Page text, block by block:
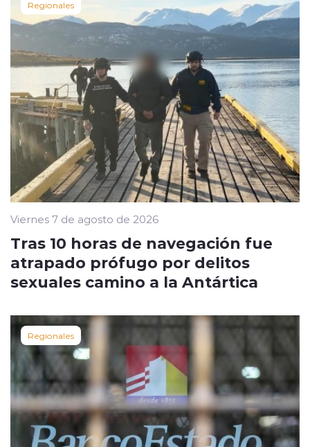
Regionales
Viernes 7 de agosto de 2026
Tras 10 horas de navegación fue
atrapado prófugo por delitos
sexuales camino a la Antártica
Regionales